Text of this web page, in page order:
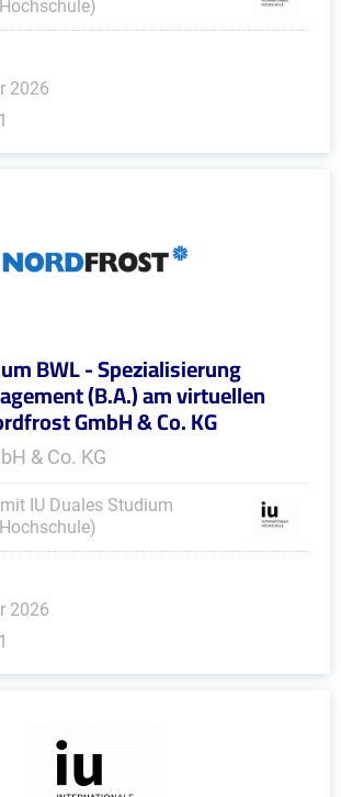
2026
BWL - Spezialisierung
(B.A.) am virtuellen
GmbH & Co. KG
& Co. KG
IU Duales Studium
2026